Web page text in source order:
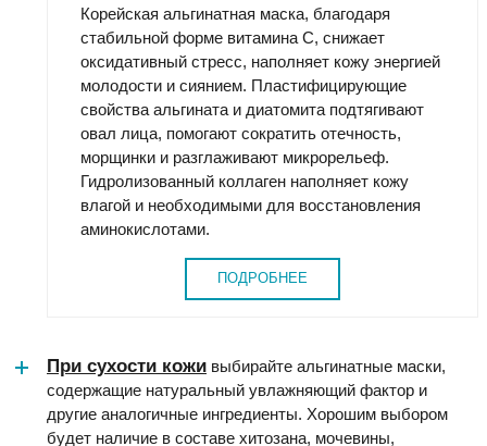
Корейская альгинатная маска, благодаря
стабильной форме витамина С, снижает
оксидативный стресс, наполняет кожу энергией
молодости и сиянием. Пластифицирующие
свойства альгината и диатомита подтягивают
овал лица, помогают сократить отечность,
морщинки и разглаживают микрорельеф.
Гидролизованный коллаген наполняет кожу
влагой и необходимыми для восстановления
аминокислотами.
ПОДРОБНЕЕ
При сухости кожи выбирайте альгинатные маски,
содержащие натуральный увлажняющий фактор и
другие аналогичные ингредиенты. Хорошим выбором
будет наличие в составе хитозана, мочевины,